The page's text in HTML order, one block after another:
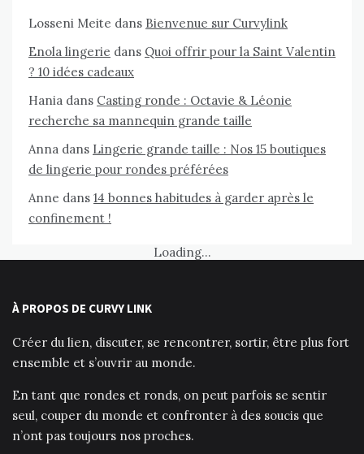
Losseni Meite dans Bienvenue sur Curvylink
Enola lingerie dans Quoi offrir pour la Saint Valentin
? 10 idées cadeaux
Hania dans Casting ronde : Octavie & Léonie
recherche sa mannequin grande taille
Anna dans Lingerie grande taille : Nos 15 boutiques
de lingerie pour rondes préférées
Anne dans 14 bonnes habitudes à garder après le
confinement !
Loading...
À PROPOS DE CURVY LINK
Créer du lien, discuter, se rencontrer, sortir, être plus fort
ensemble et s’ouvrir au monde.
En tant que rondes et ronds, on peut parfois se sentir
seul, couper du monde et confronter à des soucis que
n’ont pas toujours nos proches.